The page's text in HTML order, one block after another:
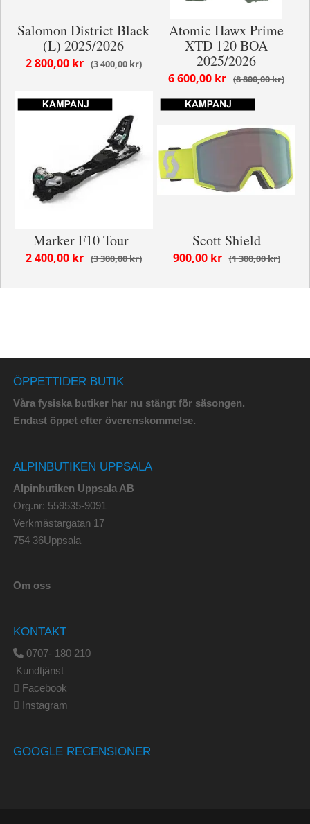
Salomon District Black
(L) 2025/2026
3 400,00 kr
2 800,00 kr
Atomic Hawx Prime
XTD 120 BOA
2025/2026
8 800,00 kr
6 600,00 kr
Marker F10 Tour
3 300,00 kr
2 400,00 kr
Scott Shield
1 300,00 kr
900,00 kr
ÖPPETTIDER BUTIK
Våra fysiska butiker har nu stängt för säsongen.
Endast öppet efter överenskommelse.
ALPINBUTIKEN UPPSALA
Alpinbutiken Uppsala AB
Org.nr: 559535-9091
Verkmästargatan 17
754 36Uppsala
Om oss
KONTAKT
0707- 180 210
Kundtjänst
Facebook
Instagram
GOOGLE RECENSIONER